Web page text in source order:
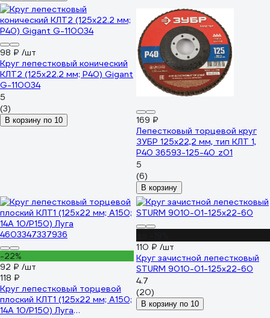
98 ₽ /шт
Круг лепестковый конический
КЛТ2 (125x22.2 мм; P40) Gigant
G-110034
5
(3)
В корзину по 10
169 ₽
Лепестковый торцевой круг
ЗУБР 125x22,2 мм, тип КЛТ 1,
P40 36593-125-40_z01
5
(6)
В корзину
-22%
92 ₽ /шт
118 ₽
Круг лепестковый торцевой
плоский КЛТ1 (125х22 мм; А150;
14А 10/Р150) Луга
110 ₽ /шт
Круг зачистной лепестковый
STURM 9010-01-125x22-60
4.7
(20)
В корзину по 10